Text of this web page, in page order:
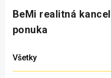
BeMi realitná
ponuka
Všetky